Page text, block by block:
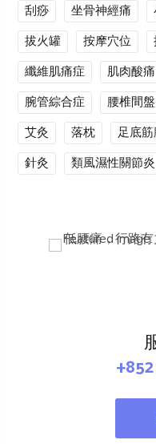
刮痧
坐骨神經痛
拔火罐
按摩穴位
纖維肌痛症
肌肉酸痛
腕管綜合症
腰椎間
艾灸
落枕 足底
針灸
類風濕性關節炎